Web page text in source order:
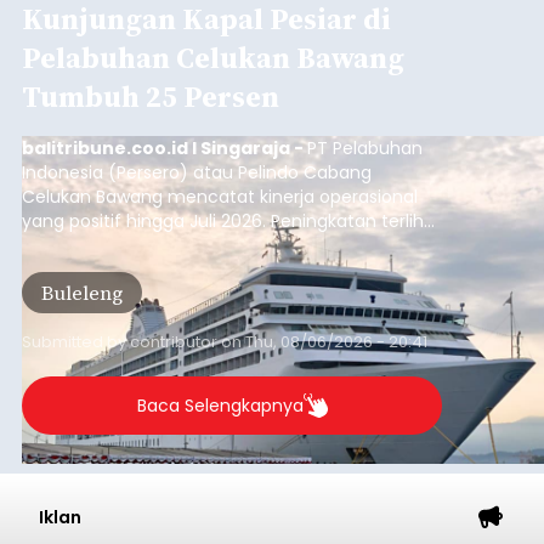
Kunjungan Kapal Pesiar di
Pelabuhan Celukan Bawang
Tumbuh 25 Persen
balitribune.coo.id I Singaraja -PT Pelabuhan
Indonesia (Persero) atau Pelindo Cabang
Celukan Bawang mencatat kinerja operasional
yang positif hingga Juli 2026. Peningkatan terlihat
dari arus kapal yang mencapai 1,48 juta Gross
Tonnage (GT), atau tumbuh 12,4 persen
dibandingkan periode yang sama tahun lalu
yang tercatat sebesar 1,32 juta GT.
Buleleng
Submitted bycontributoronThu, 08/06/2026 - 20:41
Baca Selengkapnya
Iklan